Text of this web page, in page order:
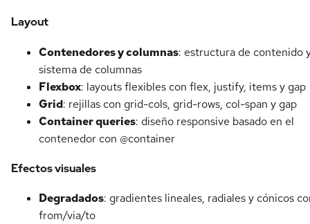
Layout
Contenedores y columnas: estructura de contenido
sistema de columnas
Flexbox: layouts flexibles con flex, justify, items y gap
Grid: rejillas con grid-cols, grid-rows, col-span y gap
Container queries: diseño responsive basado en el
contenedor con @container
Efectos visuales
Degradados: gradientes lineales, radiales y cónicos
from/via/to